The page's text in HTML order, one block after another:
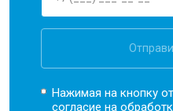
Нажимая на кнопку
согласие на